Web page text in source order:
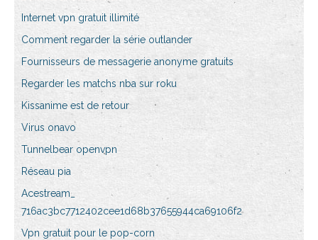
Internet vpn gratuit illimité
Comment regarder la série outlander
Fournisseurs de messagerie anonyme gratuits
Regarder les matchs nba sur roku
Kissanime est de retour
Virus onavo
Tunnelbear openvpn
Réseau pia
Acestream_
716ac3bc7712402cee1d68b37655944ca69106f2
Vpn gratuit pour le pop-corn